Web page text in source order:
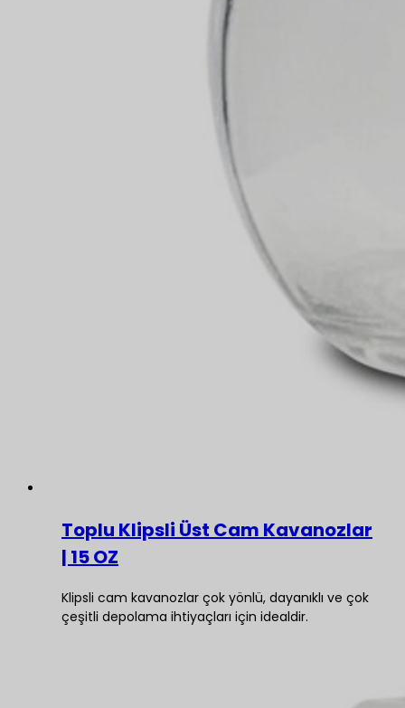
Toplu Klipsli Üst Cam Kavanozlar
| 15 OZ
Klipsli cam kavanozlar çok yönlü, dayanıklı ve çok
çeşitli depolama ihtiyaçları için idealdir.